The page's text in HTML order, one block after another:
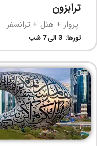
ترابزون
پرواز + هتل + ترانسفر
تورها: 3 الی 7 شب